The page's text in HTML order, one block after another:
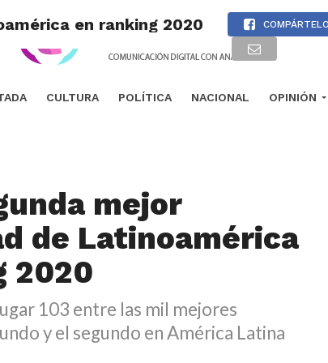
CULTURA POLÍTICA NACIONAL OPINIÓN
en ranking 2020 COMPÁRTELO
mejor
de Latinoamérica
2020
103 entre las mil mejores
y el segundo en América Latina